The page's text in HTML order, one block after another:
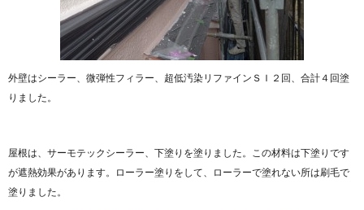
外壁はシーラー、微弾性フィラー、超低汚染リファインＳＩ２回、合計４回塗
りました。
屋根は、サーモテックシーラー、下塗りを塗りました。この材料は下塗りです
が遮熱効果があります。ローラー塗りをして、ローラーで塗れない所は刷毛で
塗りました。